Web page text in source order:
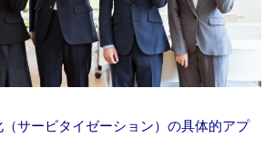
サービタイゼーション）の具体的アプ